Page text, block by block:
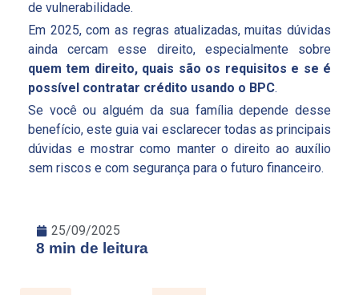
de vulnerabilidade.
Em 2025, com as regras atualizadas, muitas dúvidas
ainda cercam esse direito, especialmente sobre
quem tem direito, quais são os requisitos e se é
possível contratar crédito usando o BPC.
Se você ou alguém da sua família depende desse
benefício, este guia vai esclarecer todas as principais
dúvidas e mostrar como manter o direito ao auxílio
sem riscos e com segurança para o futuro financeiro.
25/09/2025
8 min de leitura